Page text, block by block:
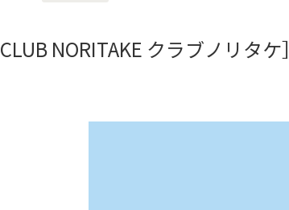
CLUB NORITAKE クラブノリタ